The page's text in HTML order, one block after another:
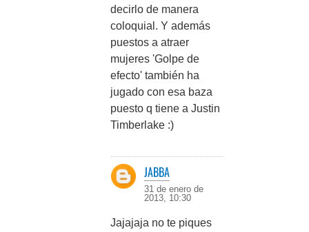
decirlo de manera
coloquial. Y además
puestos a atraer
mujeres 'Golpe de
efecto' también ha
jugado con esa baza
puesto q tiene a Justin
Timberlake :)
JABBA
31 de enero de
2013, 10:30
Jajajaja no te piques